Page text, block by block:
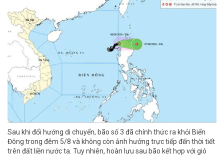
Sau khi đổi hướng di chuyển, bão số 3 đã chính thức ra khỏi Biển
Đông trong đêm 5/8 và không còn ảnh hưởng trực tiếp đến thời tiết
trên đất liền nước ta. Tuy nhiên, hoàn lưu sau bão kết hợp với gió